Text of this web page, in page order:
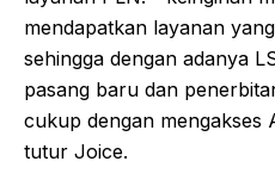
mendapatkan layanan
sehingga dengan adanya
pasang baru dan
cukup dengan mengakses
tutur Joice.